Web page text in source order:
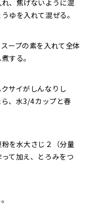
ゆを入れて混ぜる。
ープの素を入れて全体
する。
サイがしんなりし
、水3/4カップと春
を水大さじ２（分量
て加え、とろみをつ